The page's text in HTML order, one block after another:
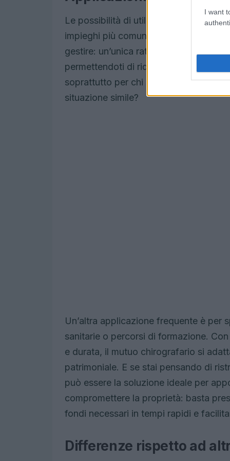
I want
Le possibilità di utilizzo del mutuo
impieghi più comuni è il
gestire: un’unica rata mensile può
permettendoti di ridurre l’importo
soprattutto per chi si trova a
situazione simile?
Un’altra applicazione frequente è per
sanitarie o percorsi di formazione.
e durata, il mutuo chirografario si
patrimoniale. E se stai pensando di
può essere la soluzione ideale per
compromettere la proprietà: basta
fondi necessari in tempi rapidi e
Differenze rispetto ad